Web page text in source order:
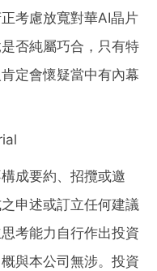
考慮放寬對華AI晶片
否純屬巧合，只有特
定會懷疑當中有內幕
成要約、招攬或邀
申述或訂立任何建議
考能力自行作出投資
與本公司無涉。投資